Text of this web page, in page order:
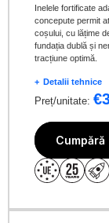
Inelele fortificate
concepute permit
coșului, cu lățime
fundația dublă și
tracțiune optimă.
Detalii tehnice
Preț/unitate: €
Cumpără